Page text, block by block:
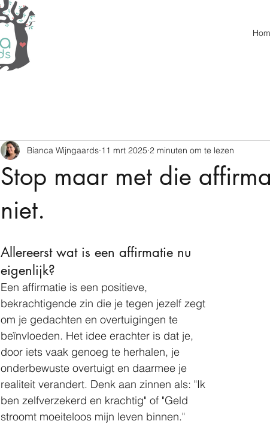
Stop maar met die
niet.
Bianca Wijngaards 11 mrt 2025 2 minuten om te lezen
Allereerst wat is een affirmatie nu
eigenlijk?
Een affirmatie is een positieve,
bekrachtigende zin die je tegen jezelf zegt
om je gedachten en overtuigingen te
beïnvloeden. Het idee erachter is dat je,
door iets vaak genoeg te herhalen, je
onderbewuste overtuigt en daarmee je
realiteit verandert. Denk aan zinnen als: "Ik
ben zelfverzekerd en krachtig" of "Geld
stroomt moeiteloos mijn leven binnen."